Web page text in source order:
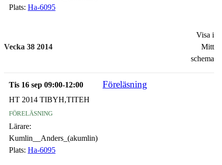
Plats: Ha-6095
Vecka 38 2014
Visa i
Mitt
schema
Tis 16 sep 09:00-12:00 Föreläsning
HT 2014 TIBYH,TITEH
föreläsning
Lärare:
Kumlin__Anders_(akumlin)
Plats: Ha-6095